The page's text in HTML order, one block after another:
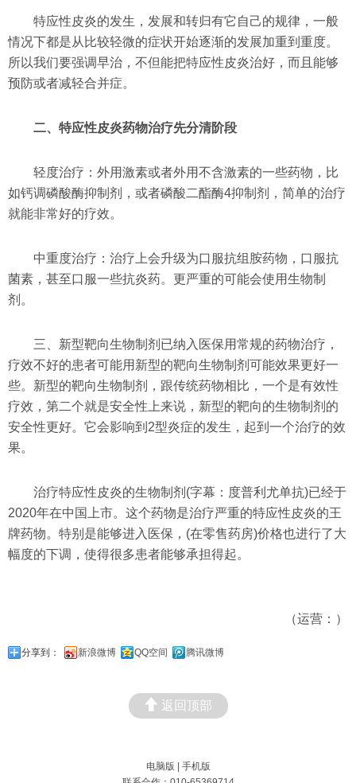
特应性皮炎的发生，发展和转归有它自己的规律，一般
情况下都是从比较轻微的症状开始逐渐的发展加重到重度。
所以我们要强调早治，不但能把特应性皮炎治好，而且能够
预防或者减轻合并症。
二、特应性皮炎药物治疗先分清阶段
轻度治疗：外用激素或者外用不含激素的一些药物，比
如钙调磷酸酶抑制剂，或者磷酸二酯酶4抑制剂，简单的治疗
就能非常好的疗效。
中重度治疗：治疗上会升级为口服抗组胺药物，口服抗
菌素，甚至口服一些抗炎药。更严重的可能会使用生物制
剂。
三、新型靶向生物制剂已纳入医保用常规的药物治疗，
疗效不好的患者可能用新型的靶向生物制剂可能效果更好一
些。新型的靶向生物制剂，跟传统药物相比，一个是有效性
疗效，第二个就是安全性上来说，新型的靶向的生物制剂的
安全性更好。它会影响到2型炎症的发生，起到一个治疗的效
果。
治疗特应性皮炎的生物制剂(字幕：度普利尤单抗)已经于
2020年在中国上市。这个药物是治疗严重的特应性皮炎的王
牌药物。特别是能够进入医保，(在零售药房)价格也进行了大
幅度的下调，使得很多患者能够承担得起。
（运营：）
分享到： 新浪微博 QQ空间 腾讯微博
返回顶部
电脑版
手机版